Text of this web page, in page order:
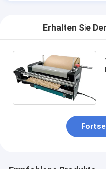
Erhalten Sie